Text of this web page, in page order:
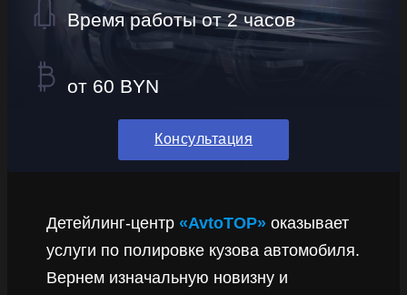
Время работы от 2 часов
от 60 BYN
Консультация
Детейлинг-центр«AvtoTOP» оказывает
услуги по полировке кузова автомобиля.
Вернем изначальную новизну и